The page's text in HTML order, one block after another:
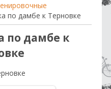
по дамбе к Терновке
по дамбе к